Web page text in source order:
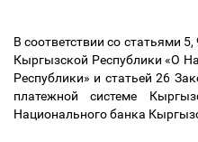
В соответствии со статьями
Кыргызской Республики «О
Республики» и статьей 26
платежной системе
Национального банка